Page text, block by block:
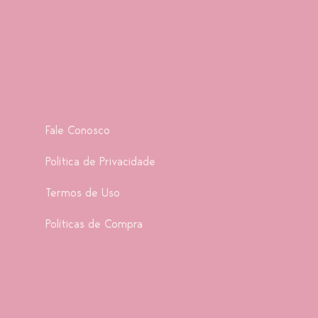
Fale Conosco
Política de Privacidade
Termos de Uso
Políticas de Compra